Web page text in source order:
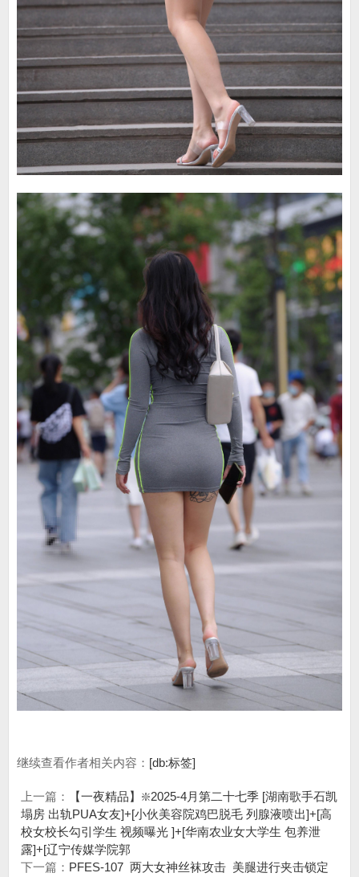
继续查看作者相关内容： [db:标签]
上一篇：
【一夜精品】❇️2025-4月第二十七季 [湖南歌手石凯
塌房 出轨PUA女友]+[小伙美容院鸡巴脱毛 列腺液喷出]+[高
校女校长勾引学生 视频曝光 ]+[华南农业女大学生 包养泄
露]+[辽宁传媒学院郭
下一篇： PFES-107 两大女神丝袜攻击 美腿进行夹击锁定